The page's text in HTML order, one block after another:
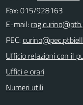
Fax: 015/928163
E-mail:
PEC:
Ufficio relazioni con il
Uffici e orari
Numeri utili